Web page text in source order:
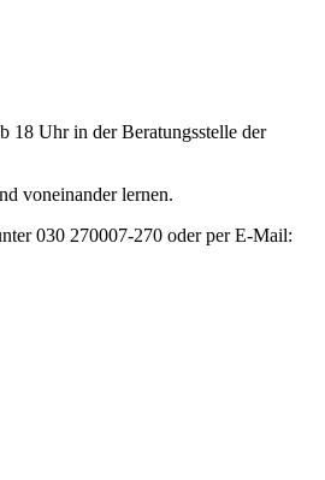
18 Uhr in der Beratungsstelle der
voneinander lernen.
030 270007-270 oder per E-Mail: